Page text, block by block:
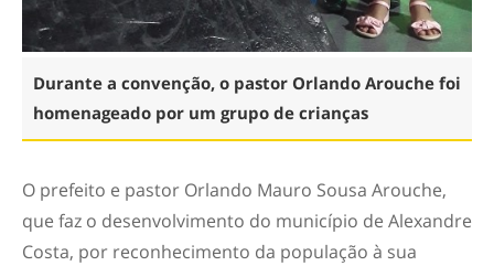
Durante a convenção, o pastor Orlando Arouche foi
homenageado por um grupo de crianças
O prefeito e pastor Orlando Mauro Sousa Arouche,
que faz o desenvolvimento do município de Alexandre
Costa, por reconhecimento da população à sua